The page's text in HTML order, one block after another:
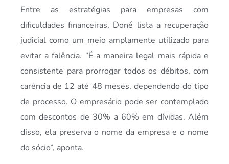
Entre as estratégias para empresas com
dificuldades financeiras, Doné lista a recuperação
judicial como um meio amplamente utilizado para
evitar a falência. “É a maneira legal mais rápida e
consistente para prorrogar todos os débitos, com
carência de 12 até 48 meses, dependendo do tipo
de processo. O empresário pode ser contemplado
com descontos de 30% a 60% em dívidas. Além
disso, ela preserva o nome da empresa e o nome
do sócio”, aponta.